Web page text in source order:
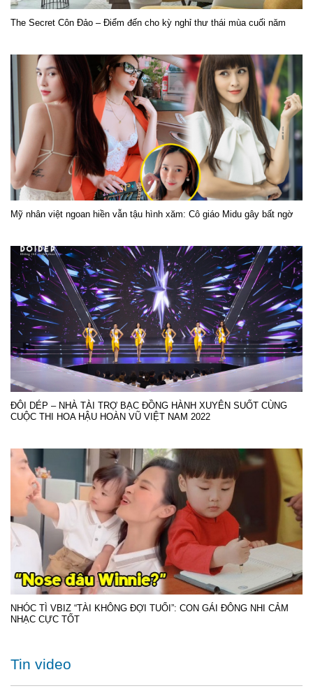
The Secret Côn Đảo – Điểm đến cho kỳ nghỉ thư thái mùa cuối năm
Mỹ nhân việt ngoan hiền vẫn tậu hình xăm: Cô giáo Midu gây bất ngờ
ĐÔI DÉP – NHÀ TÀI TRỢ BẠC ĐỒNG HÀNH XUYÊN SUỐT CÙNG
CUỘC THI HOA HẬU HOÀN VŨ VIỆT NAM 2022
NHÓC TÌ VBIZ “TÀI KHÔNG ĐỢI TUỔI”: CON GÁI ĐÔNG NHI CẢM
NHẠC CỰC TỐT
Tin video